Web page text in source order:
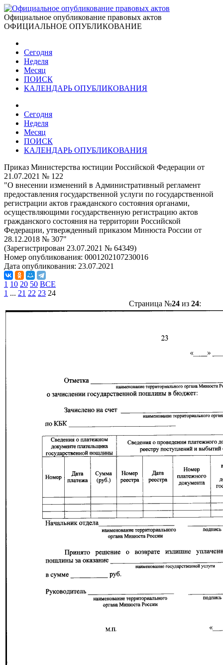
Официальное опубликование правовых актов
ОФИЦИАЛЬНОЕ ОПУБЛИКОВАНИЕ
Сегодня
Неделя
Месяц
ПОИСК
КАЛЕНДАРЬ ОПУБЛИКОВАНИЯ
Сегодня
Неделя
Месяц
ПОИСК
КАЛЕНДАРЬ ОПУБЛИКОВАНИЯ
Приказ Министерства юстиции Российской Федерации от
21.07.2021 № 122
"О внесении изменений в Административный регламент
предоставления государственной услуги по государственной
регистрации актов гражданского состояния органами,
осуществляющими государственную регистрацию актов
гражданского состояния на территории Российской
Федерации, утвержденный приказом Минюста России от
28.12.2018 № 307"
(Зарегистрирован 23.07.2021 № 64349)
Номер опубликования: 0001202107230016
Дата опубликования: 23.07.2021
1 10 20 50 ВСЕ
1 ... 21 22 23 24
Страница №24из 24: